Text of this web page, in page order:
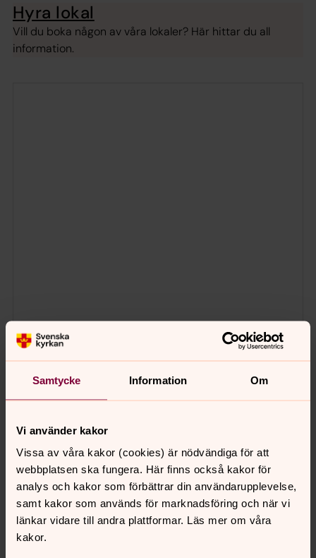
Samtycke Information Om
Vi använder kakor
Vissa av våra kakor (cookies) är nödvändiga för att
webbplatsen ska fungera. Här finns också kakor för
analys och kakor som förbättrar din användarupplevelse,
samt kakor som används för marknadsföring och när vi
länkar vidare till andra plattformar. Läs mer om våra
kakor.
Hyra lokal
Vill du boka någon av våra lokaler? Här hittar du all
information.